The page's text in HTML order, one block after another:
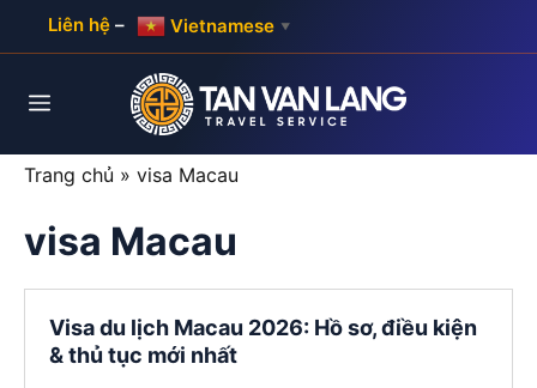
Liên hệ – Vietnamese ▼
Menu
Trang chủ » visa Macau
visa Macau
Visa du lịch Macau 2026: Hồ sơ, điều kiện
& thủ tục mới nhất